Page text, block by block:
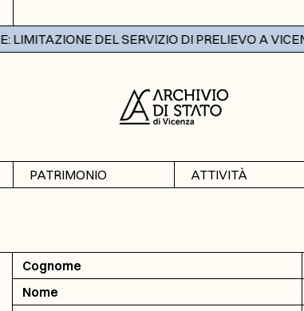
DEL SERVIZIO DI PRELIEVO A VICENZA
PATRIMONIO
ATTIVITÀ
Cognome
Nome